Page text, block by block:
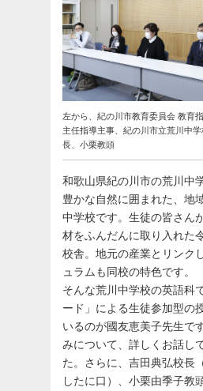
左から、紀の川市教育委員会 教育
主任指導主事、紀の川市立荒川中
長、小栗教頭
和歌山県紀の川市の荒川中
豊かな自然に囲まれた、地
中学校です。生徒の皆さん
材をふんだんに取り入れた
校舎。地元の産業とリンク
ュラムも同校の特色です。
そんな荒川中学校の英語科
ード」による生徒参加型の
いるのが國友恵美子先生で
みについて、詳しくお話し
た。さらに、吉田典弘校長
したに口）、小栗由季子教